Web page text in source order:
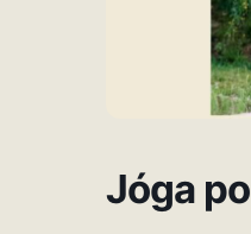
Jóga